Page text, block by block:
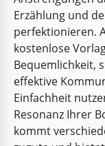
Erwecken Sie
Brown Coffee
Erzählung und
perfektionieren.
kostenlose
Bequemlichkeit,
effektive
Einfachheit
Resonanz Ihrer
kommt